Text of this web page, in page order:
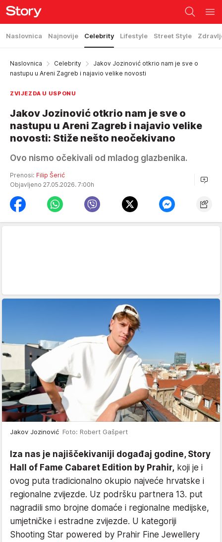
Naslovnica Najnovije Celebrity Lifestyle Street Style
Naslovnica Celebrity
Jakov Jozinović otkrio nam je sve o
nastupu u Areni Zagreb i najavio velike novosti
ZVIJEZDA U USPONU
Jakov Jozinović otkrio nam je sve o
nastupu u Areni Zagreb i najavio velike
novosti: Stiže nešto neočekivano
Ovo nismo očekivali od mladog glazbenika.
Prenosi: Filip Šerić
Objavljeno 27.05.2026. 7:00h
Jakov Jozinović Foto: Robert Gašpert
Iza nas je najiščekivaniji događaj godine, Story
Hall of Fame Cabaret Edition by Prahir, koji je i
ovog puta tradicionalno okupio najveće hrvatske i
regionalne zvijezde. Uz podršku partnera 13. put
nagradili smo brojne domaće i regionalne medijske,
umjetničke i estradne zvijezde. U kategoriji
Shooting Star powered by Prahir Fine Jewellery